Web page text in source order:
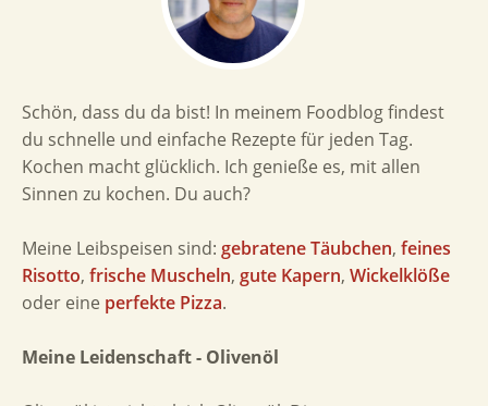
Schön, dass du da bist! In meinem Foodblog findest
du schnelle und einfache Rezepte für jeden Tag.
Kochen macht glücklich. Ich genieße es, mit allen
Sinnen zu kochen. Du auch?
Meine Leibspeisen sind: gebratene Täubchen, feines
Risotto, frische Muscheln, gute Kapern, Wickelklöße
oder eine perfekte Pizza.
Meine Leidenschaft - Olivenöl